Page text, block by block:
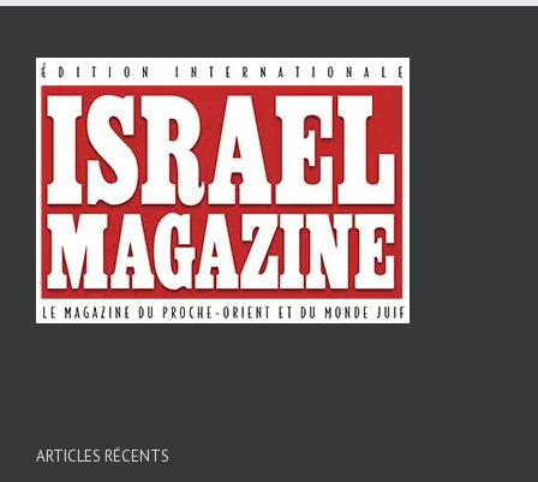
ARTICLES RÉCENTS